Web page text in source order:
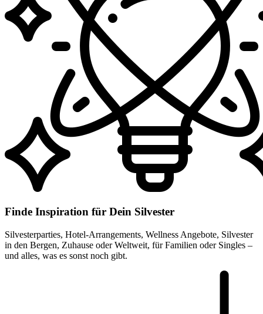
Finde Inspiration für Dein Silvester
Silvesterparties, Hotel-Arrangements, Wellness Angebote, Silvester
in den Bergen, Zuhause oder Weltweit, für Familien oder Singles –
und alles, was es sonst noch gibt.